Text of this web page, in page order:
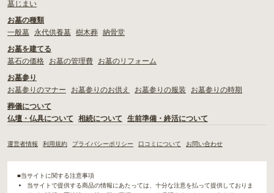
墓じまい
お墓の種類
一般墓
永代供養墓 樹木葬 納骨堂
お墓を建てる
墓石の価格
お墓の管理費
お墓のリフォーム
お墓参り
お墓参りのマナー
お墓参りのお供え お墓参りの服装
お墓参りの時期
葬儀について
仏壇・仏具について
相続について 生前準備・終活について
運営者情報 利用規約 プライバシーポリシー 口コミについて お問い合わせ
■当サイトに関する注意事項
当サイトで提供する商品の情報にあたっては、十分な注意を払って提供しておりま